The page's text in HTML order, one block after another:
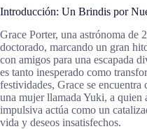
Introducción: Un Brindis por
Grace Porter, una astrónoma de
doctorado, marcando un gran
con amigos para una escapada
es tanto inesperado como
festividades, Grace se encuentra
una mujer llamada Yuki, a quien
impulsiva actúa como un
vida y deseos insatisfechos.